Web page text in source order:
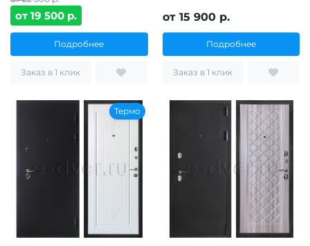
от 19 500 р.
Подробнее
Заказ в 1 клик
от 15 900 р.
Подробнее
Заказ в 1 клик
Термо